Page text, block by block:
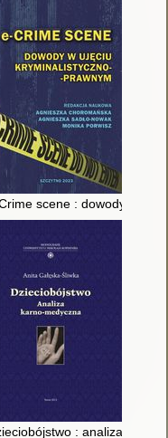
założeń taktyki
scene : dowody w
problematyka
: analiza karno-